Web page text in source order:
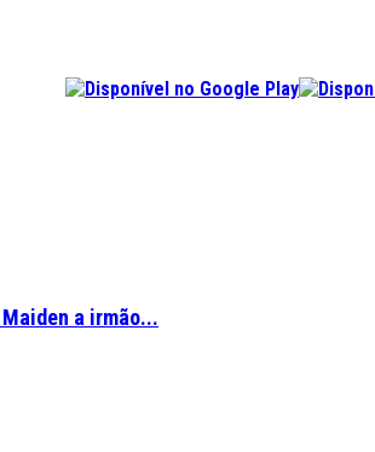
a irmão...